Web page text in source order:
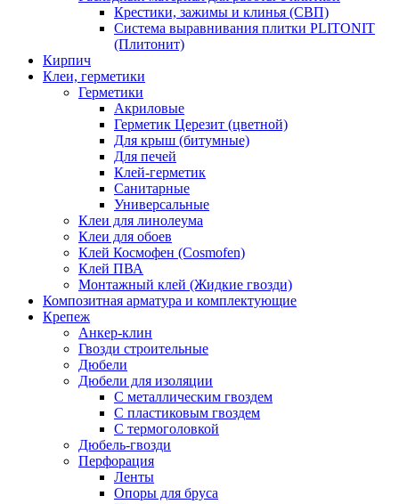
Крестики, зажимы и клинья (СВП)
Система выравнивания плитки PLITONIT
(Плитонит)
Кирпич
Клеи, герметики
Герметики
Акриловые
Герметик Церезит (цветной)
Для крыш (битумные)
Для печей
Клей-герметик
Санитарные
Универсальные
Клеи для линолеума
Клеи для обоев
Клей Космофен (Cosmofen)
Клей ПВА
Монтажный клей (Жидкие гвозди)
Композитная арматура и комплектующие
Крепеж
Анкер-клин
Гвозди строительные
Дюбели
Дюбели для изоляции
С металлическим гвоздем
С пластиковым гвоздем
С термоголовкой
Дюбель-гвозди
Перфорация
Ленты
Опоры для бруса